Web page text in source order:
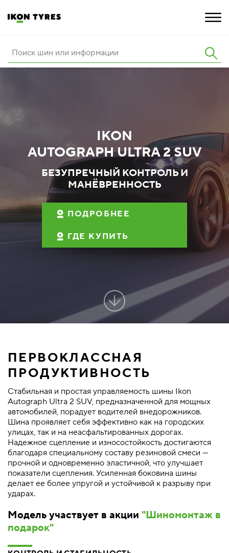
ПОКУПКА И АКЦИИ
IKON
AUTOGRAPH ULTRA 2 SUV
БЕЗУПРЕЧНЫЙ КОНТРОЛЬ И
МАНЁВРЕННОСТЬ
ПОДРОБНЕЕ
ГДЕ КУПИТЬ
ПЕРВОКЛАССНАЯ
ПРОДУКТИВНОСТЬ
Стабильная и простая управляемость шины Ikon
Autograph Ultra 2 SUV, предназначенной для мощных
автомобилей, порадует водителей внедорожников.
Шина проявляет себя эффективно как на городских
улицах, так и на неасфальтированных дорогах.
Надежное сцепление и износостойкость достигаются
благодаря специальному составу резиновой смеси —
прочной и одновременно эластичной, что улучшает
показатели сцепления. Усиленная боковина шины
делает ее более упругой и устойчивой к разрыву при
ударах.
Модель участвует в акции "Шиномонтаж в
подарок"